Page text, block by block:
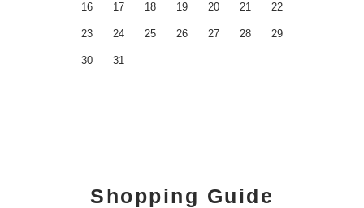
16 17 18 19 20 21 22
23 24 25 26 27 28 29
30 31
Shopping Guide